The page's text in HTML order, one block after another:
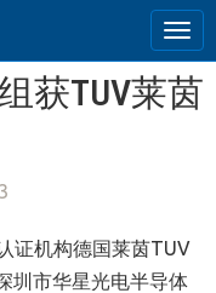
获TUV莱茵
证机构德国莱茵TUV
圳市华星光电半导体